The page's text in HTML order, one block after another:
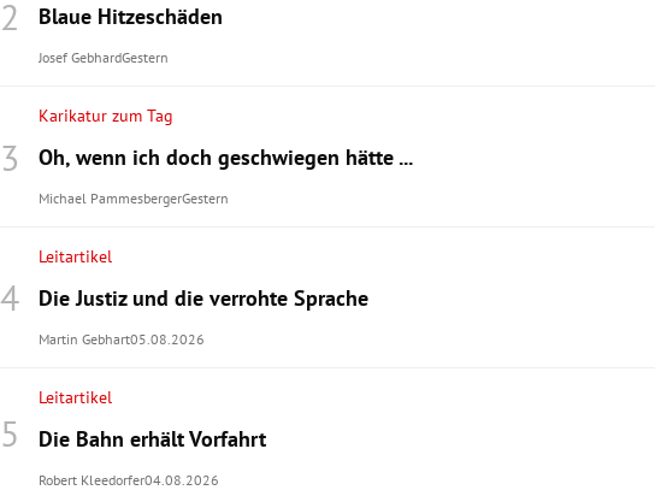
Blaue Hitzeschäden
Josef GebhardGestern
Karikatur zum Tag
Oh, wenn ich doch geschwiegen hätte ...
Michael PammesbergerGestern
Leitartikel
Die Justiz und die verrohte Sprache
Martin Gebhart05.08.2026
Leitartikel
Die Bahn erhält Vorfahrt
Robert Kleedorfer04.08.2026